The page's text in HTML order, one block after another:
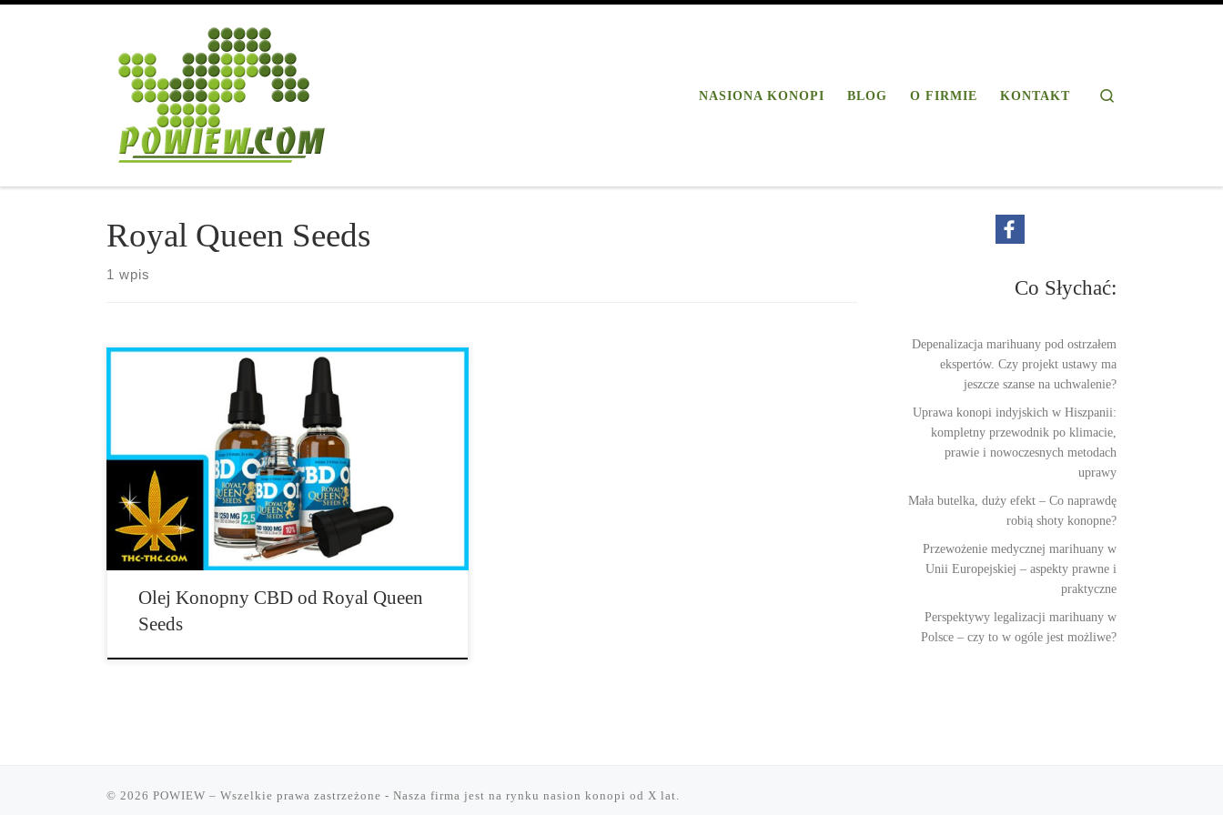
NASIONA KONOPI BLOG O FIRMIE KONTAKT
Royal Queen Seeds
1 wpis
Zajmujemy się Również Sprzedażą Oleju CBD Jesteśmy
dystrybutorem oleju konopnego […]
Olej Konopny CBD od Royal Queen
Seeds
Co Słychać:
Depenalizacja marihuany pod ostrzałem
ekspertów. Czy projekt ustawy ma
jeszcze szanse na uchwalenie?
Uprawa konopi indyjskich w Hiszpanii:
kompletny przewodnik po klimacie,
prawie i nowoczesnych metodach
uprawy
Mała butelka, duży efekt – Co naprawdę
robią shoty konopne?
Przewożenie medycznej marihuany w
Unii Europejskiej – aspekty prawne i
praktyczne
Perspektywy legalizacji marihuany w
Polsce – czy to w ogóle jest możliwe?
© 2026 POWIEW – Wszelkie prawa zastrzeżone - Nasza firma jest na rynku nasion konopi od X lat.